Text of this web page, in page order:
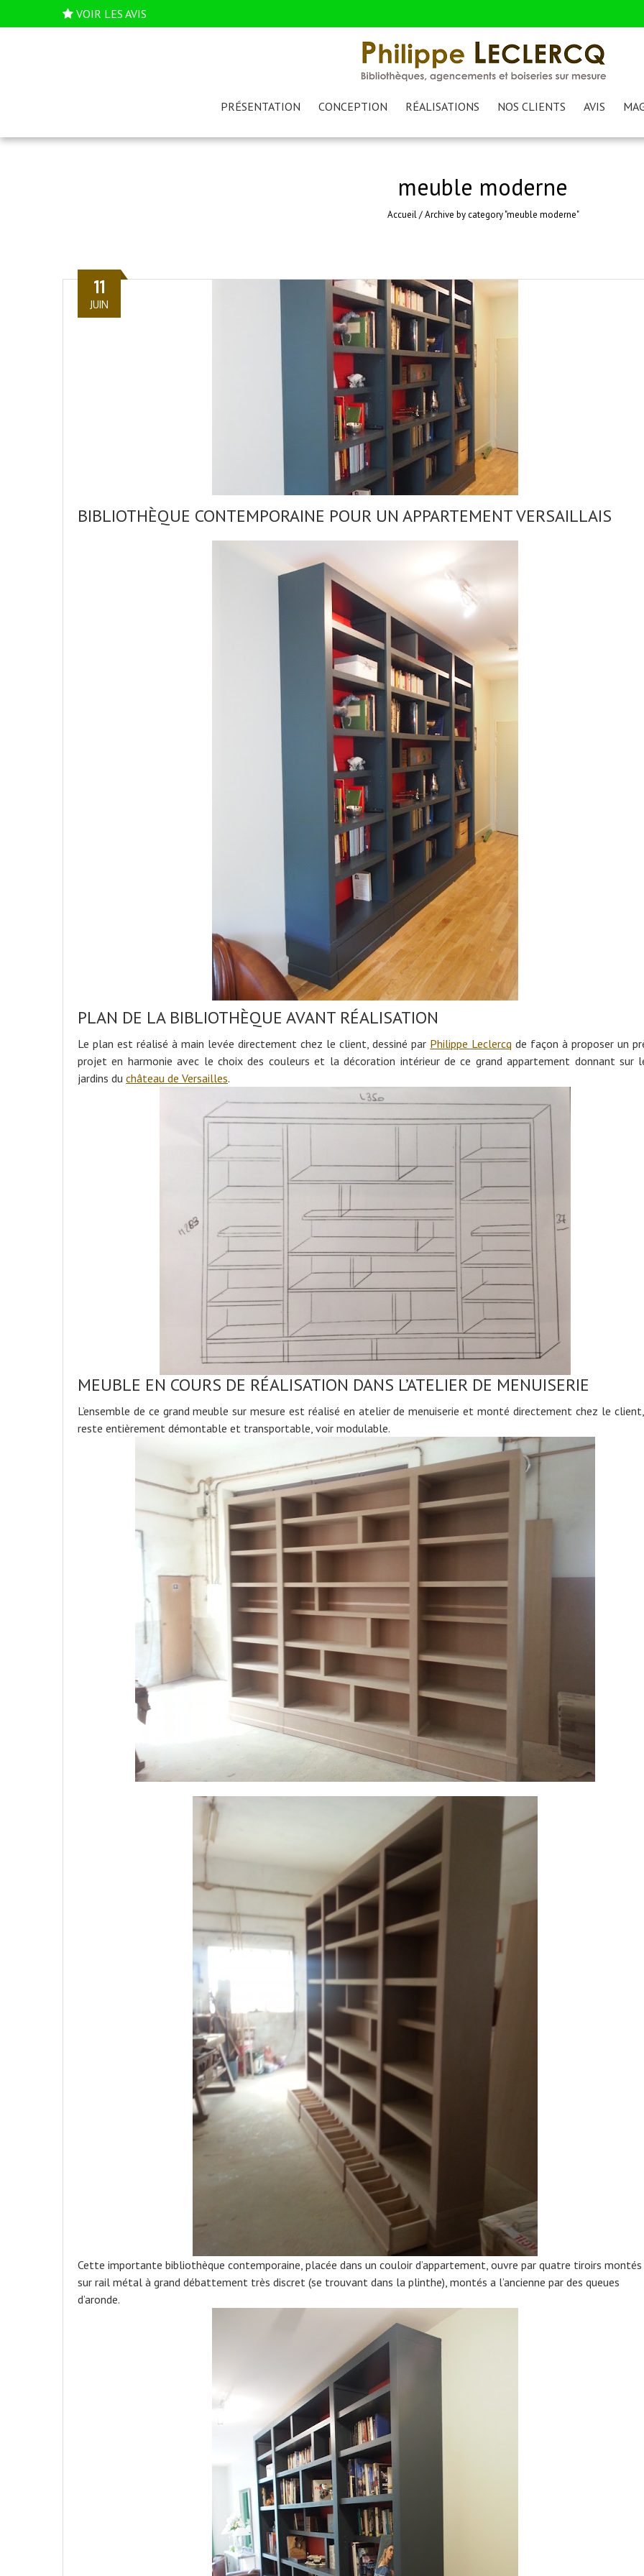
VOIR LES AVIS
PRÉSENTATION CONCEPTION RÉALISATIONS NOS CLIENTS AVIS
meuble moderne
Accueil/Archive by category "meuble moderne"
BIBLIOTHÈQUE CONTEMPORAINE POUR UN APPARTEMENT VERSAILLAIS
11
JUIN
PLAN DE LA BIBLIOTHÈQUE AVANT RÉALISATION
Le plan est réalisé à main levée directement chez le client, dessiné par Philippe Leclercq de façon à proposer un
projet en harmonie avec le choix des couleurs et la décoration intérieur de ce grand appartement donnant sur
jardins du château de Versailles.
MEUBLE EN COURS DE RÉALISATION DANS L’ATELIER DE MENUISERIE
L’ensemble de ce grand meuble sur mesure est réalisé en atelier de menuiserie et monté directement chez le
reste entièrement démontable et transportable, voir modulable.
Cette importante bibliothèque contemporaine, placée dans un couloir d’appartement, ouvre par quatre tiroirs montés
sur rail métal à grand débattement très discret (se trouvant dans la plinthe), montés a l’ancienne par des queues
d’aronde.